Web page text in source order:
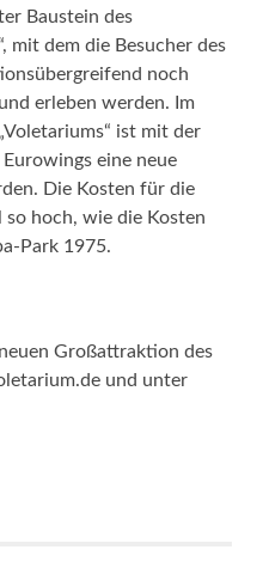
Baustein des
mit dem die Besucher des
noch
erleben werden. Im
ist mit der
eine neue
Die Kosten für die
hoch, wie die Kosten
Park 1975.
Großattraktion des
und unter